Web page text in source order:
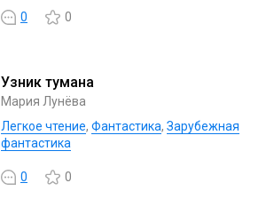
0 0
Узник тумана
Мария Лунёва
Легкое чтение, Фантастика, Зарубежная
фантастика
0 0